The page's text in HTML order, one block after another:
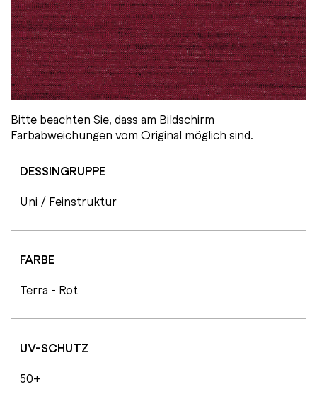
Bitte beachten Sie, dass am Bildschirm
Farbabweichungen vom Original möglich sind.
DESSINGRUPPE
Uni / Feinstruktur
FARBE
Terra - Rot
UV-SCHUTZ
50+